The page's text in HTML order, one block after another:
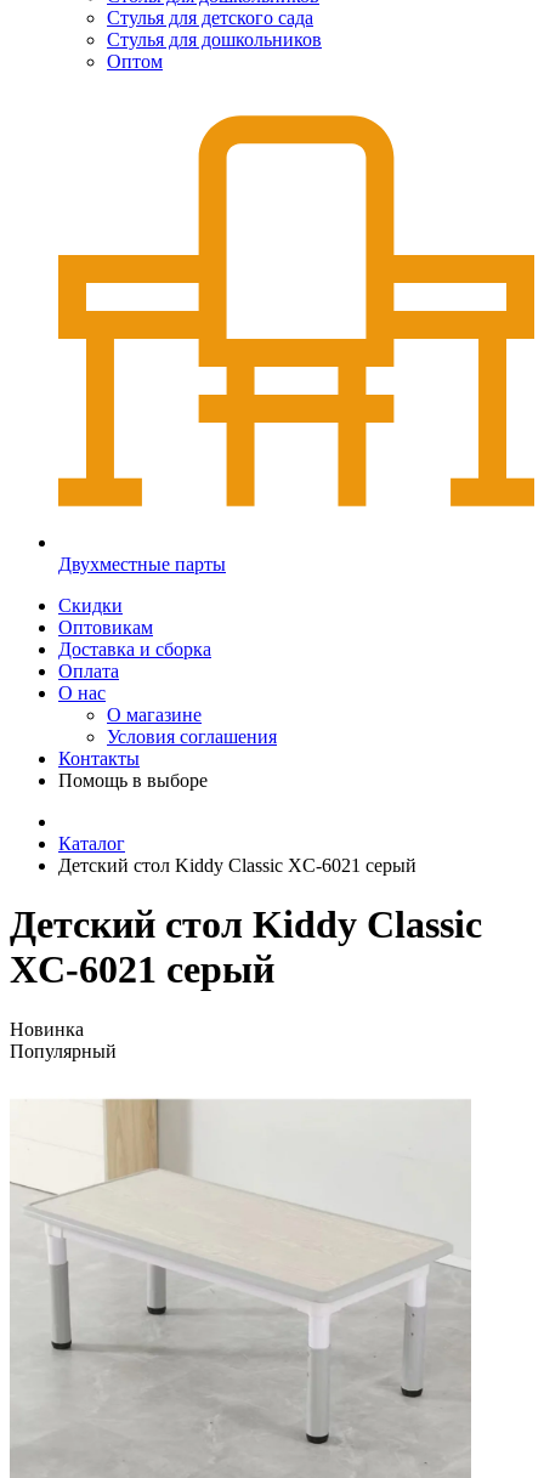
Стулья для детского сада
Стулья для дошкольников
Оптом
Двухместные парты
Скидки
Оптовикам
Доставка и сборка
Оплата
О нас
О магазине
Условия соглашения
Контакты
Помощь в выборе
Каталог
Детский стол Kiddy Classic XC-6021 серый
Детский стол Kiddy Classic
XC-6021 серый
Новинка
Популярный